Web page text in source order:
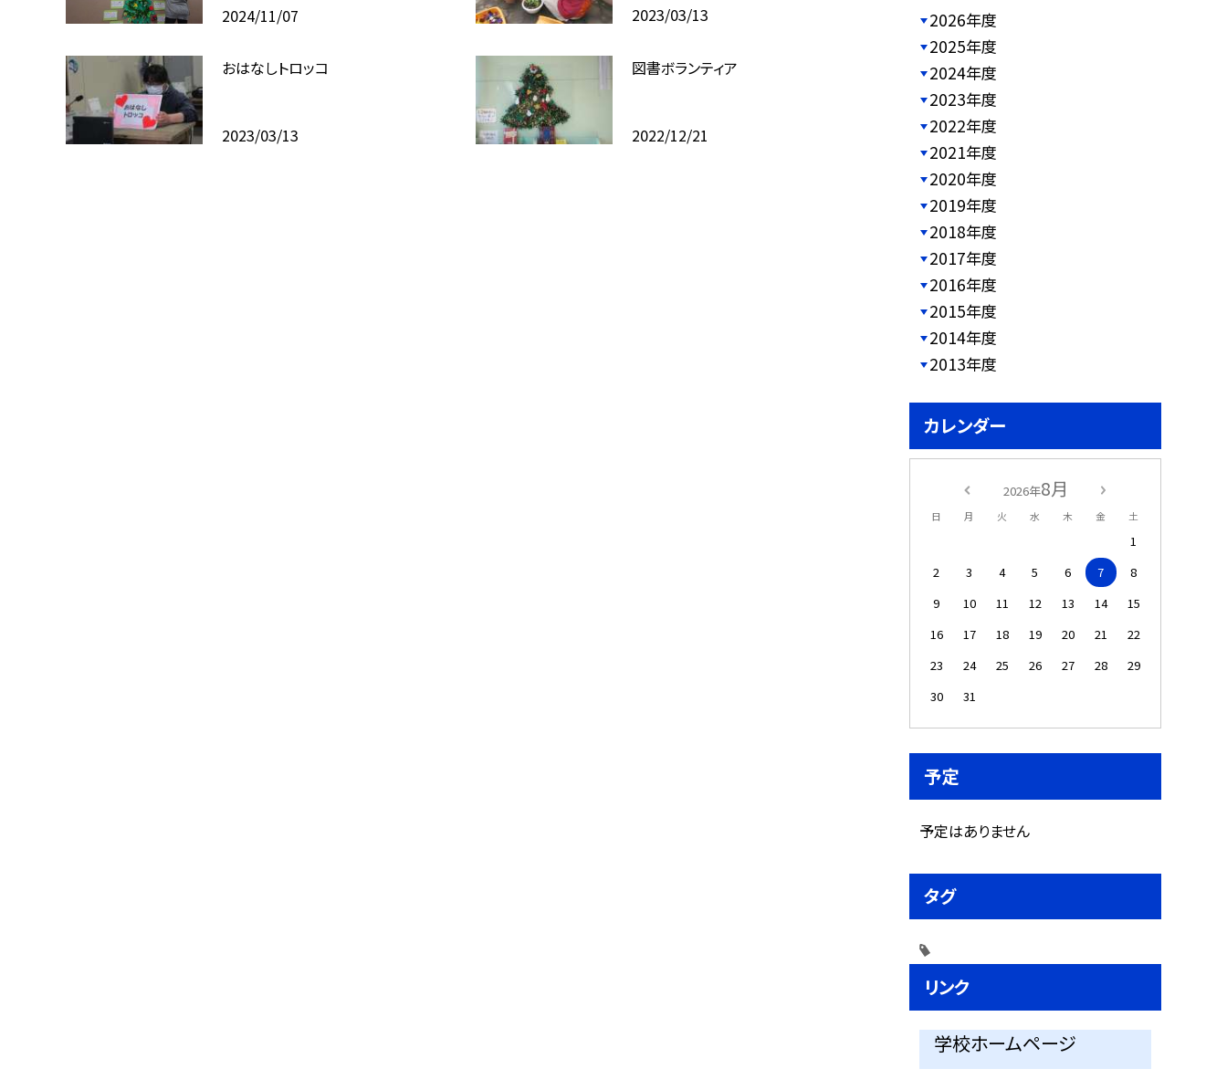
2024/11/07
2023/03/13
おはなしトロッコ
2023/03/13
図書ボランティア
2022/12/21
2026年度
2025年度
2024年度
2023年度
2022年度
2021年度
2020年度
2019年度
2018年度
2017年度
2016年度
2015年度
2014年度
2013年度
カレンダー
2026年8月
日 月 火 水 木 金 土
1
2
3 4 5 6 7
8
9
10 11 12 13 14
15
16
17 18 19 20 21
22
23
24 25 26 27 28
29
30
31
予定
予定はありません
タグ
リンク
学校ホームページ